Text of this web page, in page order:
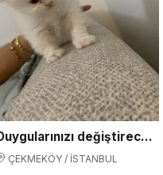
Duygularınızı değiştirecek bebislerim yeni ailelerini arıyorlar
ÇEKMEKÖY / İSTANBUL